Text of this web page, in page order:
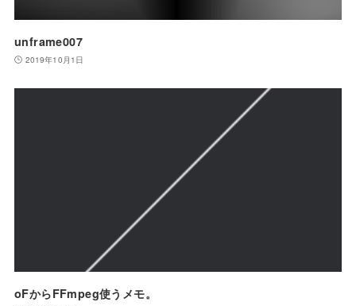
unframe007
2019年10月1日
oFからFFmpeg使うメモ。